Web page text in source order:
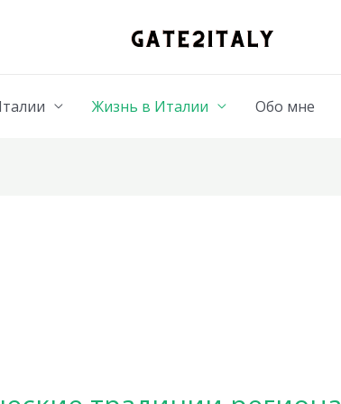
Жизнь в Италии Обо мне